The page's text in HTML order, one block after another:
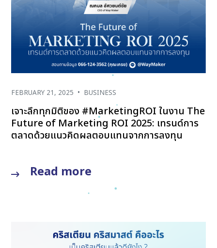
FEBRUARY 21, 2025 • BUSINESS
เจาะลึกทุกมิติของ #MarketingROI ในงาน The
Future of Marketing ROI 2025: เทรนด์การ
ตลาดด้วยแนวคิดผลตอบแทนจากการลงทุน
Read more